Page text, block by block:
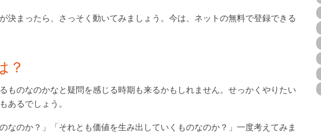
決まったら、さっそく動いてみましょう。今は、ネットの無料で登録できる
？
ものなのかなと疑問を感じる時期も来るかもしれません。せっかくやりたい
あるでしょう。
なのか？」「それとも価値を生み出していくものなのか？」一度考えてみま